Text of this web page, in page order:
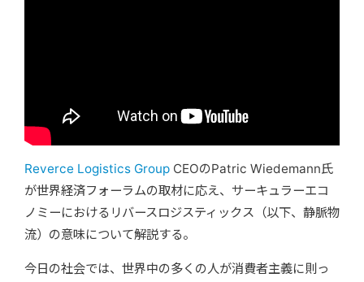
Reverce Logistics Group CEOのPatric Wiedemann氏
が世界経済フォーラムの取材に応え、サーキュラーエコ
ノミーにおけるリバースロジスティックス（以下、静脈物
流）の意味について解説する。
今日の社会では、世界中の多くの人が消費者主義に則っ